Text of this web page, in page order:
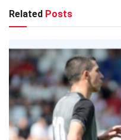
Related Posts